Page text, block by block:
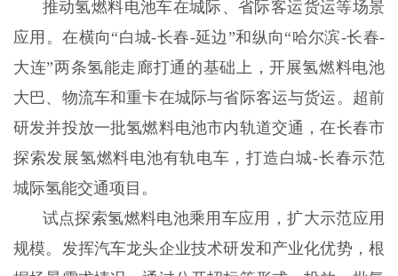
推动氢燃料电池车在城际、省际客运货运等场景
应用。在横向“白城-长春-延边”和纵向“哈尔滨-长春-
大连”两条氢能走廊打通的基础上，开展氢燃料电池
大巴、物流车和重卡在城际与省际客运与货运。超前
研发并投放一批氢燃料电池市内轨道交通，在长春市
探索发展氢燃料电池有轨电车，打造白城-长春示范
城际氢能交通项目。
试点探索氢燃料电池乘用车应用，扩大示范应用
规模。发挥汽车龙头企业技术研发和产业化优势，根